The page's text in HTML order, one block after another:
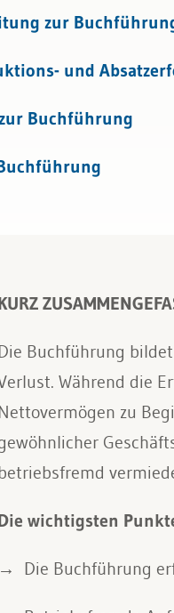
und
Rechnungswesen
Steuern
zur
und
Buchführung
Buchführung
Während die
zu
wichtigsten
Die Buchführung